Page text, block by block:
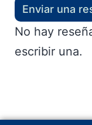
Enviar una
No hay
escribir una.